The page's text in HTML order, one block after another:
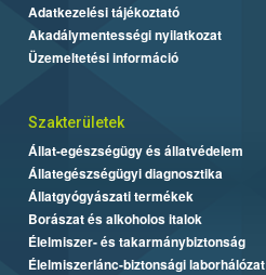
Adatkezelési tájékoztató
Akadálymentességi nyilatkozat
Üzemeltetési információ
Szakterületek
Állat-egészségügy és állatvédelem
Állategészségügyi diagnosztika
Állatgyógyászati termékek
Borászat és alkoholos italok
Élelmiszer- és takarmánybiztonság
Élelmiszerlánc-biztonsági laborhálózat